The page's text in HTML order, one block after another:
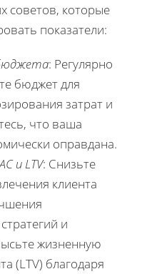
советов, которые
показатели:
: Регулярно
бюджет для
затрат и
что ваша
оправдана.
и LTV: Снизьте
клиента
и
жизненную
(LTV) благодаря